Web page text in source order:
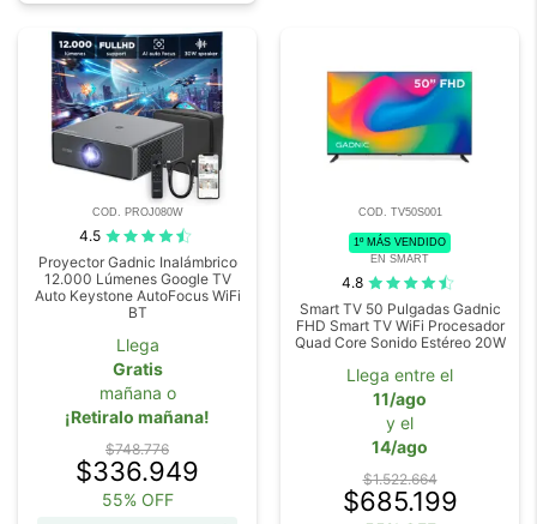
COD. PROJ080W
4.5
Proyector Gadnic Inalámbrico
12.000 Lúmenes Google TV
Auto Keystone AutoFocus WiFi
BT
Llega
Gratis
mañana o
¡Retiralo mañana!
$748.776
$336.949
55% OFF
COD. TV50S001
1º MÁS VENDIDO
EN SMART
4.8
Smart TV 50 Pulgadas Gadnic
FHD Smart TV WiFi Procesador
Quad Core Sonido Estéreo 20W
Llega entre el
11/ago
y el
14/ago
$1.522.664
$685.199